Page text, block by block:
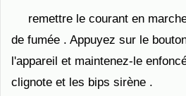
remettre le courant en
de fumée . Appuyez sur le
l'appareil et maintenez-le
clignote et les bips sirène .